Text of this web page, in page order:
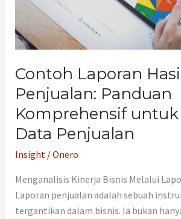
Contoh Laporan
Penjualan: Panduan
Komprehensif untuk
Data Penjualan
Insight /Onero
Menganalisis Kinerja Bisnis Melalui
Laporan penjualan adalah sebuah
tergantikan dalam bisnis. Ia bukan
untuk
Analisis
Data
Penjualan